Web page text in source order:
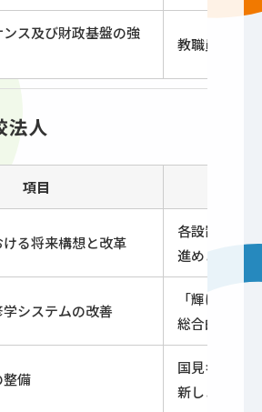
ス及び財政基盤の強
教職員合同
法人
項目
る将来構想と改革
各設置校に
進めます。
システムの改善
「輝ける者
総合的に支
整備
国見キャン
新します。